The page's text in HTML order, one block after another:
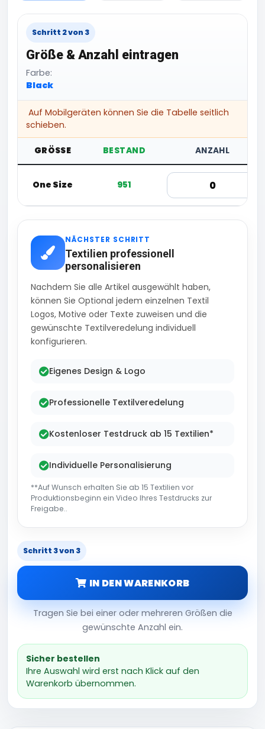
Schritt 2 von 3
Größe & Anzahl eintragen
Farbe:
Black
Auf Mobilgeräten können Sie die Tabelle seitlich
schieben.
GRÖSSE BESTAND ANZAHL
One Size 951
NÄCHSTER SCHRITT
Textilien professionell
personalisieren
Nachdem Sie alle Artikel ausgewählt haben,
können Sie Optional jedem einzelnen Textil
Logos, Motive oder Texte zuweisen und die
gewünschte Textilveredelung individuell
konfigurieren.
Eigenes Design & Logo
Professionelle Textilveredelung
Kostenloser Testdruck ab 15 Textilien*
Individuelle Personalisierung
**Auf Wunsch erhalten Sie ab 15 Textilien vor
Produktionsbeginn ein Video Ihres Testdrucks zur
Freigabe..
Schritt 3 von 3
IN DEN WARENKORB
Tragen Sie bei einer oder mehreren Größen die
gewünschte Anzahl ein.
Sicher bestellen
Ihre Auswahl wird erst nach Klick auf den
Warenkorb übernommen.